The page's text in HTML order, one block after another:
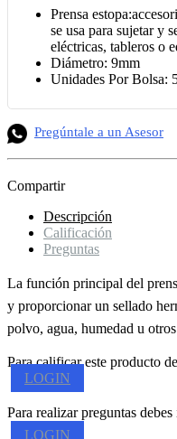
Prensa
se usa para sujetar y
eléctricas, tableros o
Diámetro: 9mm
Unidades Por Bolsa:
Pregúntale a un Asesor
Compartir
Descripción
Calificación
Preguntas
La función principal del
y proporcionar un sellado
polvo, agua, humedad u
Para calificar este producto
LOGIN
Para realizar preguntas
LOGIN